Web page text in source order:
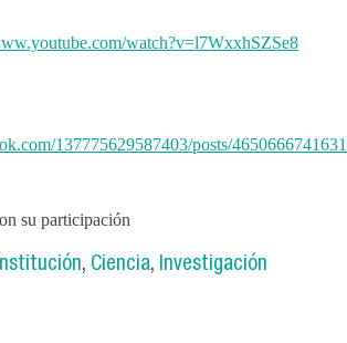
watch?v=l7WxxhSZSe8
137775629587403/posts/
su participación
, Ciencia, Investigación